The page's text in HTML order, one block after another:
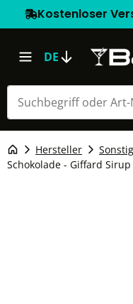
Kostenloser
DE
Hersteller
Schokolade - Giffard Sirup